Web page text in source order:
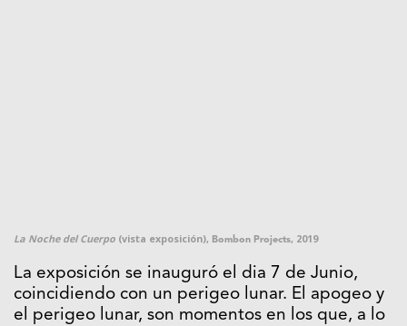
La Noche del Cuerpo (vista exposición), Bombon Projects, 2019
La exposición se inauguró el dia 7 de Junio,
coincidiendo con un perigeo lunar. El apogeo y
el perigeo lunar, son momentos en los que, a lo